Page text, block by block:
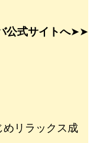
公式サイトへ➤➤
め リラックス成